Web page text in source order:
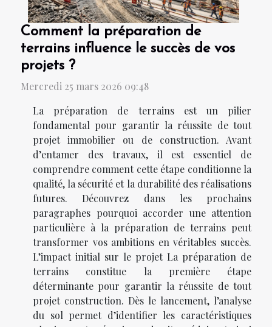
Comment la préparation de
terrains influence le succès de vos
projets ?
Mercredi 25 mars 2026 09:48
La préparation de terrains est un pilier
fondamental pour garantir la réussite de tout
projet immobilier ou de construction. Avant
d’entamer des travaux, il est essentiel de
comprendre comment cette étape conditionne la
qualité, la sécurité et la durabilité des réalisations
futures. Découvrez dans les prochains
paragraphes pourquoi accorder une attention
particulière à la préparation de terrains peut
transformer vos ambitions en véritables succès.
L’impact initial sur le projet La préparation de
terrains constitue la première étape
déterminante pour garantir la réussite de tout
projet construction. Dès le lancement, l’analyse
du sol permet d’identifier les caractéristiques